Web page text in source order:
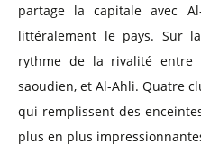
partage la capitale avec
littéralement le pays. Sur
rythme de la rivalité entre
saoudien, et Al-Ahli. Quatre
qui remplissent des
plus en plus